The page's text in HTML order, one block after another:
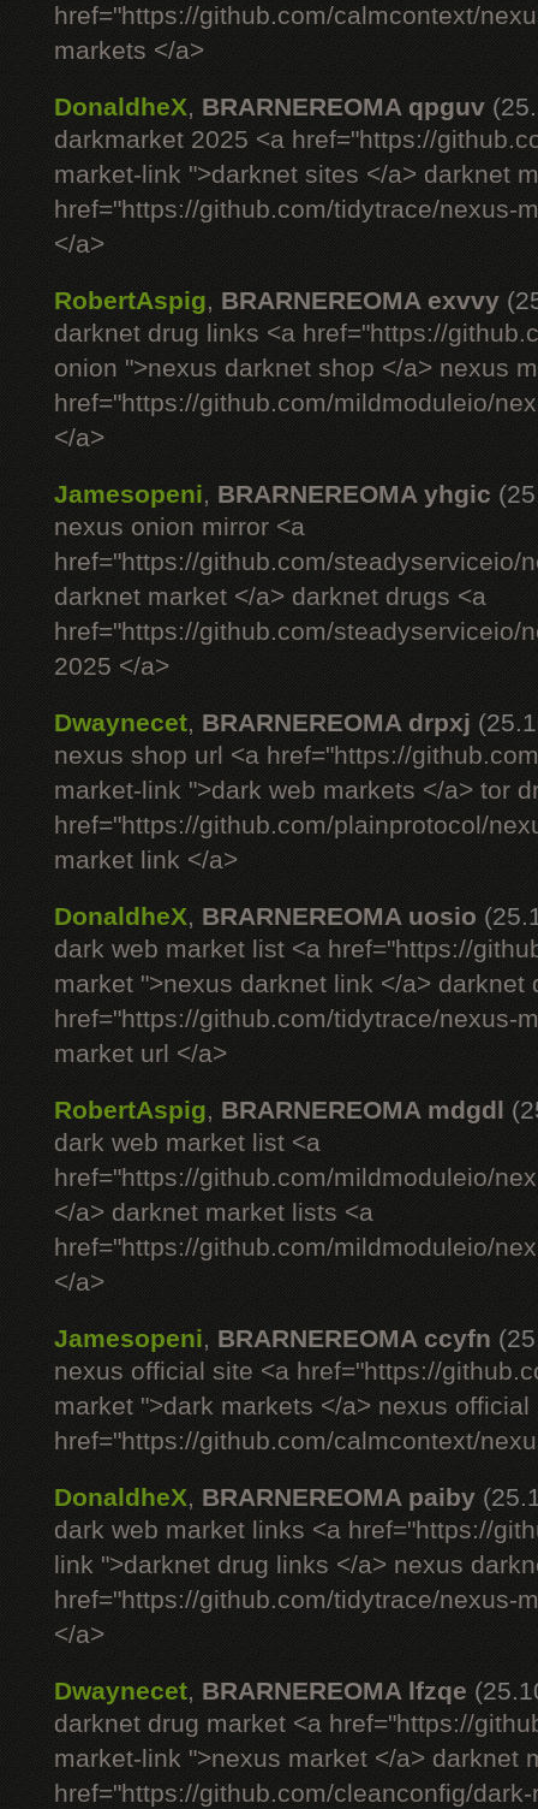
href="https://github.com/calmcontext/
markets </a>
DonaldheX, BRARNEREOMA qpguv
darkmarket 2025 <a href="https://
market-link ">darknet sites </a> darknet
href="https://github.com/tidytrace/nexus-
</a>
RobertAspig, BRARNEREOMA exvvy
darknet drug links <a href="https://
onion ">nexus darknet shop </a> nexus
href="https://github.com/mildmoduleio/
</a>
Jamesopeni, BRARNEREOMA yhgic
nexus onion mirror <a
href="https://github.com/steadyserviceio/
darknet market </a> darknet drugs <a
href="https://github.com/steadyserviceio/
2025 </a>
Dwaynecet, BRARNEREOMA drpxj
nexus shop url <a href="https://
market-link ">dark web markets </a> tor
href="https://github.com/plainprotocol/
market link </a>
DonaldheX, BRARNEREOMA uosio
dark web market list <a href="https://
market ">nexus darknet link </a> darknet
href="https://github.com/tidytrace/nexus-
market url </a>
RobertAspig, BRARNEREOMA mdgdl
dark web market list <a
href="https://github.com/mildmoduleio/
</a> darknet market lists <a
href="https://github.com/mildmoduleio/
</a>
Jamesopeni, BRARNEREOMA ccyfn
nexus official site <a href="https://
market ">dark markets </a> nexus official
href="https://github.com/calmcontext/
DonaldheX, BRARNEREOMA paiby
dark web market links <a href="https://
link ">darknet drug links </a> nexus
href="https://github.com/tidytrace/nexus-
</a>
Dwaynecet, BRARNEREOMA lfzqe
darknet drug market <a href="https://
market-link ">nexus market </a> darknet
href="https://github.com/cleanconfig/